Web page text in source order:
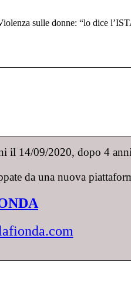
sulle donne: “lo dice
il 14/09/2020, dopo 4
da una nuova